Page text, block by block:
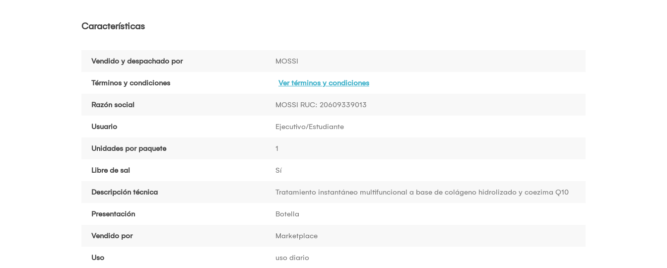
Características
Vendido y despachado por MOSSI
Términos y condiciones Ver términos y condiciones
Razón social MOSSI RUC: 20609339013
Usuario Ejecutivo/Estudiante
Unidades por paquete 1
Libre de sal Sí
Descripción técnica Tratamiento instantáneo multifuncional a base de colágeno hidrolizado y coezima Q10
Presentación Botella
Vendido por Marketplace
Uso uso diario